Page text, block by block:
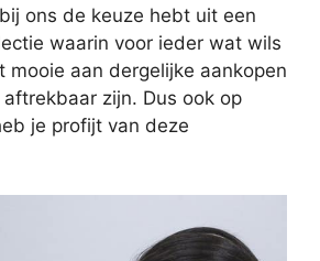
ons de keuze hebt uit een
waarin voor ieder wat wils
mooie aan dergelijke aankopen
zijn. Dus ook op
je profijt van deze